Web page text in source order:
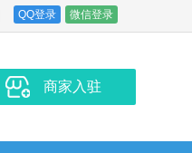
QQ登录 微信登录
商家入驻